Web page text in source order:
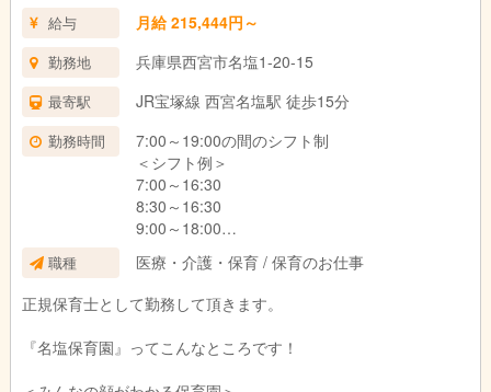
給与 月給 215,444円～
勤務地 兵庫県西宮市名塩1-20-15
最寄駅 JR宝塚線 西宮名塩駅 徒歩15分
勤務時間
7:00～19:00の間のシフト制
＜シフト例＞
7:00～16:30
8:30～16:30
9:00～18:00
10:00～19:00
職種
医療・介護・保育 / 保育のお仕事
正規保育士として勤務して頂きます。
『名塩保育園』ってこんなところです！